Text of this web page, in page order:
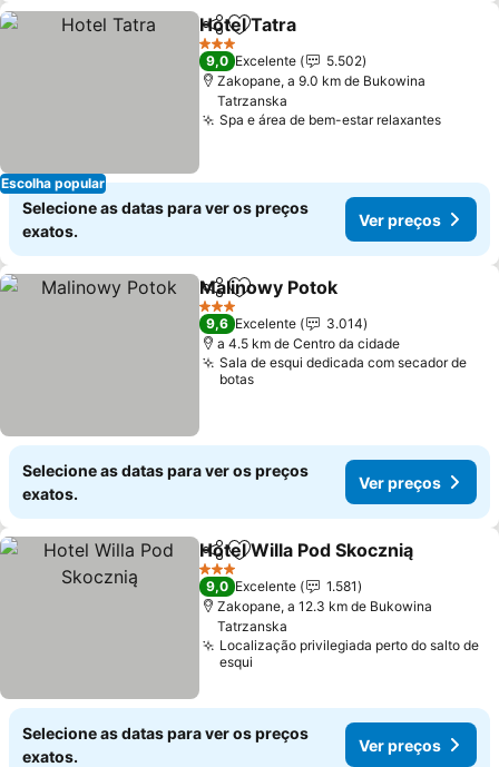
Escolha popular
PartilharAdicionar aos favoritos
Hotel Tatra
3 Estrelas
9,0 Excelente
5.502
Zakopane, a 9.0 km de Bukowina
Tatrzanska
Spa e área de bem-estar relaxantes
Selecione as datas para ver os preços
exatos.
Ver preços
PartilharAdicionar aos favoritos
Malinowy Potok
3 Estrelas
9,6 Excelente
3.014
a 4.5 km de Centro da cidade
Sala de esqui dedicada com secador de
botas
Selecione as datas para ver os preços
exatos.
Ver preços
PartilharAdicionar aos favoritos
Hotel Willa Pod Skocznią
3 Estrelas
9,0 Excelente
1.581
Zakopane, a 12.3 km de Bukowina
Tatrzanska
Localização privilegiada perto do salto de
esqui
Selecione as datas para ver os preços
exatos.
Ver preços